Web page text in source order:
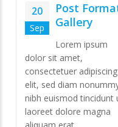
20
Sep
Post Format:
Gallery
Lorem ipsum
dolor sit amet,
consectetuer adipiscing
elit, sed diam nonummy
nibh euismod tincidunt ut
laoreet dolore magna